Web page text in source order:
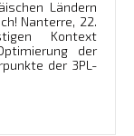
Ländern
Nanterre, 22.
Kontext
der
der 3PL-